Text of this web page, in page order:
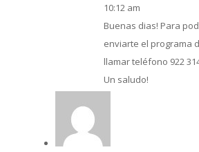
10:12 am
Buenas dias! Para
enviarte el programa
llamar teléfono 922
Un saludo!